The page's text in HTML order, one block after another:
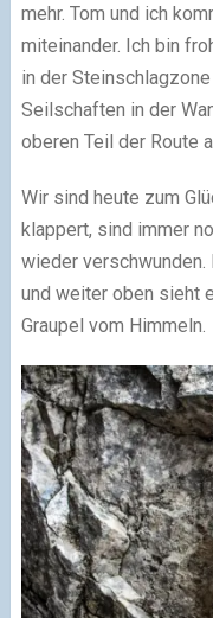
mehr. Tom und ich
miteinander. Ich bin
in der
Seilschaften in der
oberen Teil der Route
Wir sind heute zum
klappert, sind immer
wieder
und weiter oben sieht
Graupel vom Himmeln.